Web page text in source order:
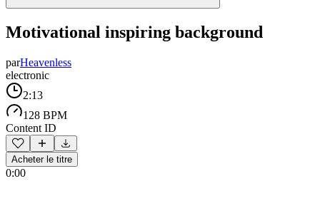
Motivational inspiring background
parHeavenless
electronic
2:13
128 BPM
Content ID
Acheter le titre
0:00